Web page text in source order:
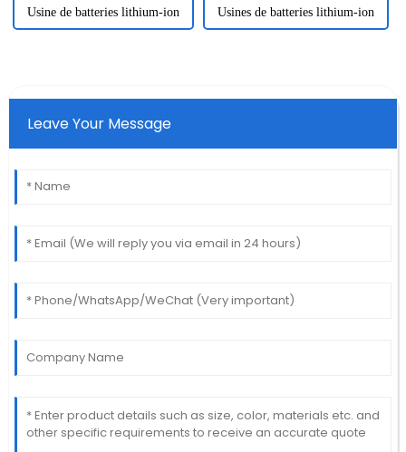
Usine de batteries lithium-ion Usines de batteries lithium-ion
Leave Your Message